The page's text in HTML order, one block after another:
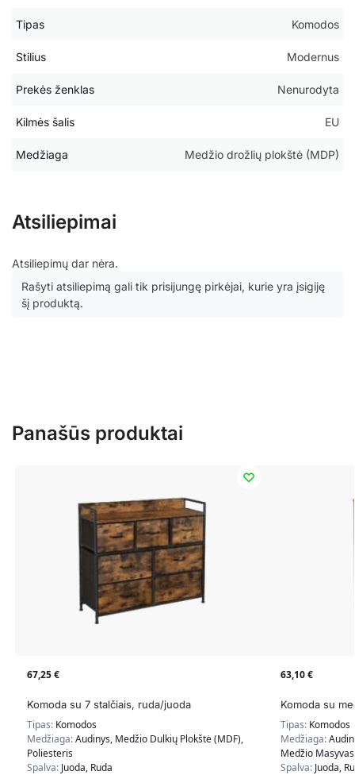
Tipas Komodos
Stilius Modernus
Prekės ženklas Nenurodyta
Kilmės šalis EU
Medžiaga Medžio drožlių plokštė (MDP)
Atsiliepimai
Atsiliepimų dar nėra.
Rašyti atsiliepimą gali tik prisijungę pirkėjai, kurie yra įsigiję
šį produktą.
Panašūs produktai
67,25€
Komoda su 7 stalčiais, ruda/juoda
Tipas: Komodos
Medžiaga:Audinys, Medžio Dulkių Plokštė (MDF),
Poliesteris
Spalva: Juoda, Ruda
63,10€
Komoda su
Tipas: Komodos
Medžiaga:
Medžio
Spalva: Juoda,